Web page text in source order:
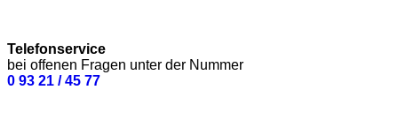
Telefonservice
bei offenen Fragen unter der Nummer
0 93 21 / 45 77